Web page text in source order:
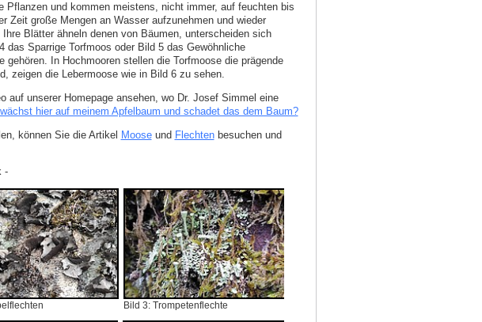
Pflanzen und kommen meistens, nicht immer, auf feuchten bis
Zeit große Mengen an Wasser aufzunehmen und wieder
Blätter ähneln denen von Bäumen, unterscheiden sich
das Sparrige Torfmoos oder Bild 5 das Gewöhnliche
In Hochmooren stellen die Torfmoose die prägende
zeigen die Lebermoose wie in Bild 6 zu sehen.
auf unserer Homepage ansehen, wo Dr. Josef Simmel eine
hier auf meinem Apfelbaum und schadet das dem Baum?
können Sie die Artikel Mooseund Flechtenbesuchen und
-
Bild 3: Trompetenflechte